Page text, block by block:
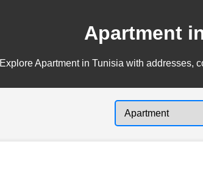
Apartment
Explore Apartment in Tunisia with addresses,